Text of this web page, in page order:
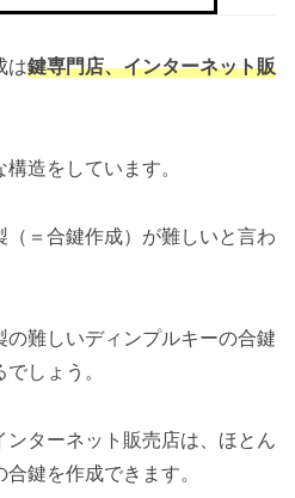
は鍵専門店、インターネット販
造をしています。
＝合鍵作成）が難しいと言わ
難しいディンプルキーの合鍵
しょう。
ターネット販売店は、ほとん
鍵を作成できます。